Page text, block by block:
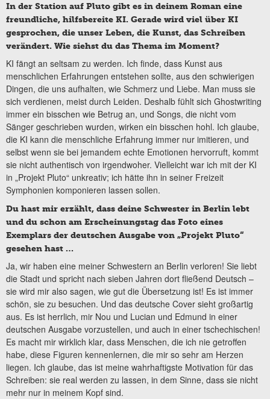
In der Station auf Pluto gibt es in deinem Roman eine
freundliche, hilfsbereite KI. Gerade wird viel über KI
gesprochen, die unser Leben, die Kunst, das Schreiben
verändert. Wie siehst du das Thema im Moment?
KI fängt an seltsam zu werden. Ich finde, dass Kunst aus
menschlichen Erfahrungen entstehen sollte, aus den schwierigen
Dingen, die uns aufhalten, wie Schmerz und Liebe. Man muss sie
sich verdienen, meist durch Leiden. Deshalb fühlt sich Ghostwriting
immer ein bisschen wie Betrug an, und Songs, die nicht vom
Sänger geschrieben wurden, wirken ein bisschen hohl. Ich glaube,
die KI kann die menschliche Erfahrung immer nur imitieren, und
selbst wenn sie bei jemandem echte Emotionen hervorruft, kommt
sie nicht authentisch von irgendwoher. Vielleicht war ich mit der KI
in „Projekt Pluto“ unkreativ; ich hätte ihn in seiner Freizeit
Symphonien komponieren lassen sollen.
Du hast mir erzählt, dass deine Schwester in Berlin lebt
und du schon am Erscheinungstag das Foto eines
Exemplars der deutschen Ausgabe von „Projekt Pluto“
gesehen hast …
Ja, wir haben eine meiner Schwestern an Berlin verloren! Sie liebt
die Stadt und spricht nach sieben Jahren dort fließend Deutsch –
sie wird mir also sagen, wie gut die Übersetzung ist! Es ist immer
schön, sie zu besuchen. Und das deutsche Cover sieht großartig
aus. Es ist herrlich, mir Nou und Lucian und Edmund in einer
deutschen Ausgabe vorzustellen, und auch in einer tschechischen!
Es macht mir wirklich klar, dass Menschen, die ich nie getroffen
habe, diese Figuren kennenlernen, die mir so sehr am Herzen
liegen. Ich glaube, das ist meine wahrhaftigste Motivation für das
Schreiben: sie real werden zu lassen, in dem Sinne, dass sie nicht
mehr nur in meinem Kopf sind.